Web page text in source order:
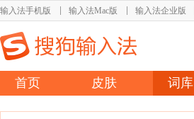
输入法手机版 输入法Mac版 输入法企业版
首页 皮肤 词库